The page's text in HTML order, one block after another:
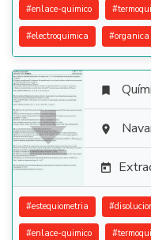
#enlace-quimico #
#electroquimica #organica




#estequiometria #
#enlace-quimico #